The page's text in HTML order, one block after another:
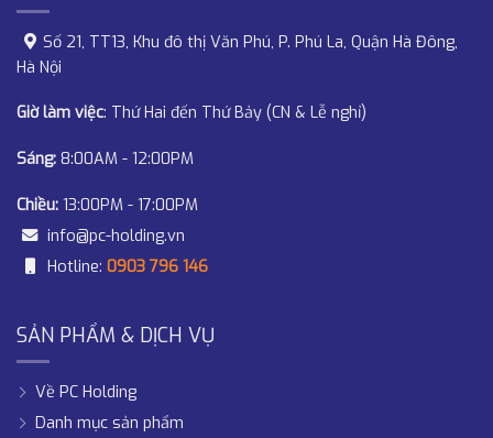
Số 21, TT13, Khu đô thị Văn Phú, P. Phú La, Quận Hà Đông,
Hà Nội
Giờ làm việc: Thứ Hai đến Thứ Bảy (CN & Lễ nghỉ)
Sáng: 8:00AM - 12:00PM
Chiều: 13:00PM - 17:00PM
info@pc-holding.vn
Hotline: 0903 796 146
SẢN PHẨM & DỊCH VỤ
Về PC Holding
Danh mục sản phẩm